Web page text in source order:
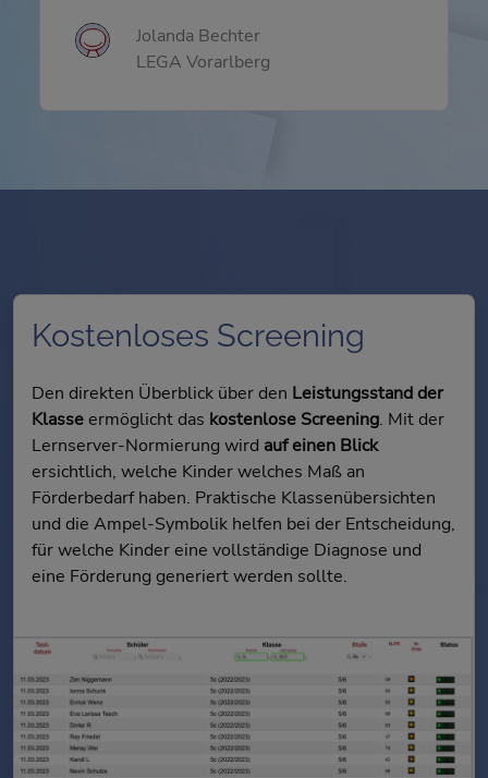
Jolanda Bechter
LEGA Vorarlberg
Kostenloses Screening
Den direkten Überblick über den Leistungsstand der
Klasseermöglicht das kostenlose Screening. Mit der
Lernserver-Normierung wird auf einen Blick
ersichtlich, welche Kinder welches Maß an
Förderbedarf haben. Praktische Klassenübersichten
und die Ampel-Symbolik helfen bei der Entscheidung,
für welche Kinder eine vollständige Diagnose und
eine Förderung generiert werden sollte.